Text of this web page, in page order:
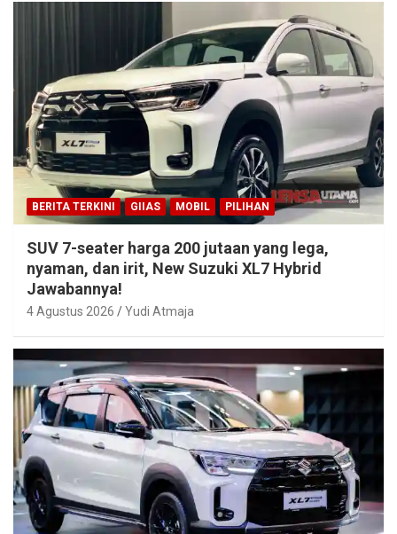
BERITA TERKINI GIIAS MOBIL PILIHAN
SUV 7-seater harga 200 jutaan yang lega,
nyaman, dan irit, New Suzuki XL7 Hybrid
Jawabannya!
4 Agustus 2026 Yudi Atmaja